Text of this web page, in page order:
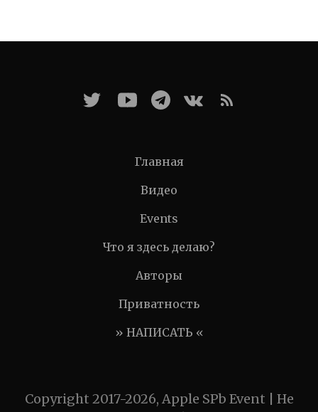
Главная
Видео
Events
Что я здесь делаю?
Авторы
Приватность
» НАПИСАТЬ «
Copyright 2017-2026, Apple SPb Event | Не